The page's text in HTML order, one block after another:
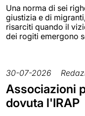
Una norma di sei
giustizia e di
risarciti quando il
dei rogiti emergono
30-07-2026
Associazioni
dovuta l'IRAP